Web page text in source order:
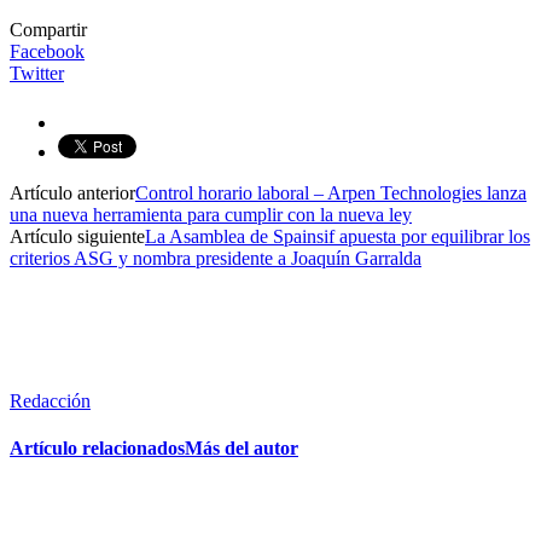
Compartir
Facebook
Twitter
Artículo anteriorControl horario laboral – Arpen Technologies lanza
una nueva herramienta para cumplir con la nueva ley
Artículo siguienteLa Asamblea de Spainsif apuesta por equilibrar los
criterios ASG y nombra presidente a Joaquín Garralda
Redacción
Artículo relacionadosMás del autor